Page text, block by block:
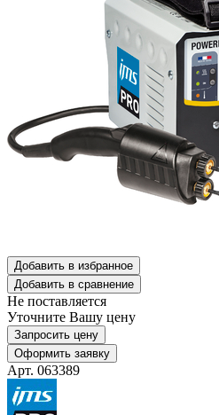
Добавить в избранное
Добавить в сравнение
Не поставляется
Уточните Вашу цену
Запросить цену
Оформить заявку
Арт. 063389